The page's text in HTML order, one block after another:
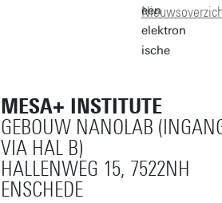
MESA+ INSTITUTE
GEBOUW NANOLAB
VIA HAL B)
HALLENWEG 15, 7522NH
ENSCHEDE